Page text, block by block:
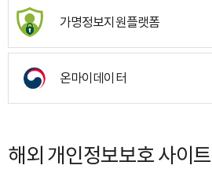
가명정보지원플랫폼
온마이데이터
해외 개인정보보호 사이트